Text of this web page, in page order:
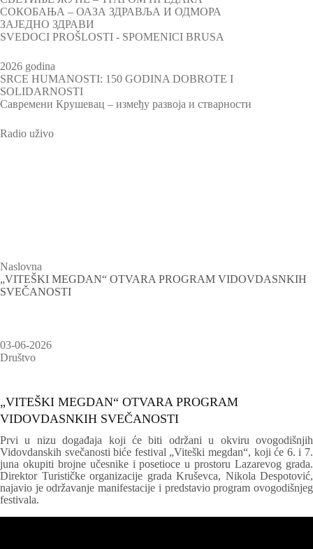
СОКОБАЊА – ОАЗА ЗДРАВЉА И ОДМОРА
ЗАЈЕДНО ЗДРАВИ
SVEDOCI PROŠLOSTI - SPOMENICI BRUSA
2026 godina
SRCE HUMANOSTI: 150 GODINA DOBROTE I
SOLIDARNOSTI
Савремени Крушевац – између развоја и стварности
Radio uživo
Naslovna
„VITEŠKI MEGDAN“ OTVARA PROGRAM VIDOVDASNKIH
SVEČANOSTI
03-06-2026
Društvo
„VITEŠKI MEGDAN“ OTVARA PROGRAM
VIDOVDASNKIH SVEČANOSTI
Prvi u nizu događaja koji će biti održani u okviru ovogodišnjih
Vidovdanskih svečanosti biće festival „Viteški megdan“, koji će 6. i 7.
juna okupiti brojne učesnike i posetioce u prostoru Lazarevog grada.
Direktor Turističke organizacije grada Kruševca, Nikola Despotović,
najavio je održavanje manifestacije i predstavio program ovogodišnjeg
festivala.